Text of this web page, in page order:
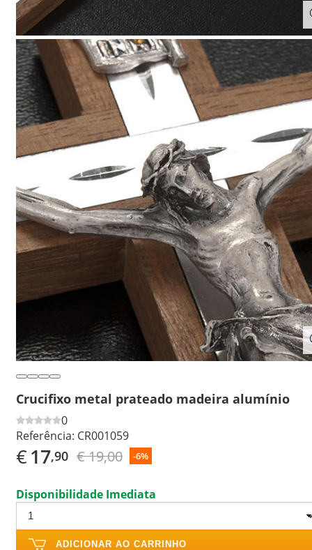
Crucifixo metal prateado madeira alumínio
0
Referência: CR001059
€17,90 € 19,00 -6%
Disponibilidade Imediata
ADICIONAR AO CARRINHO